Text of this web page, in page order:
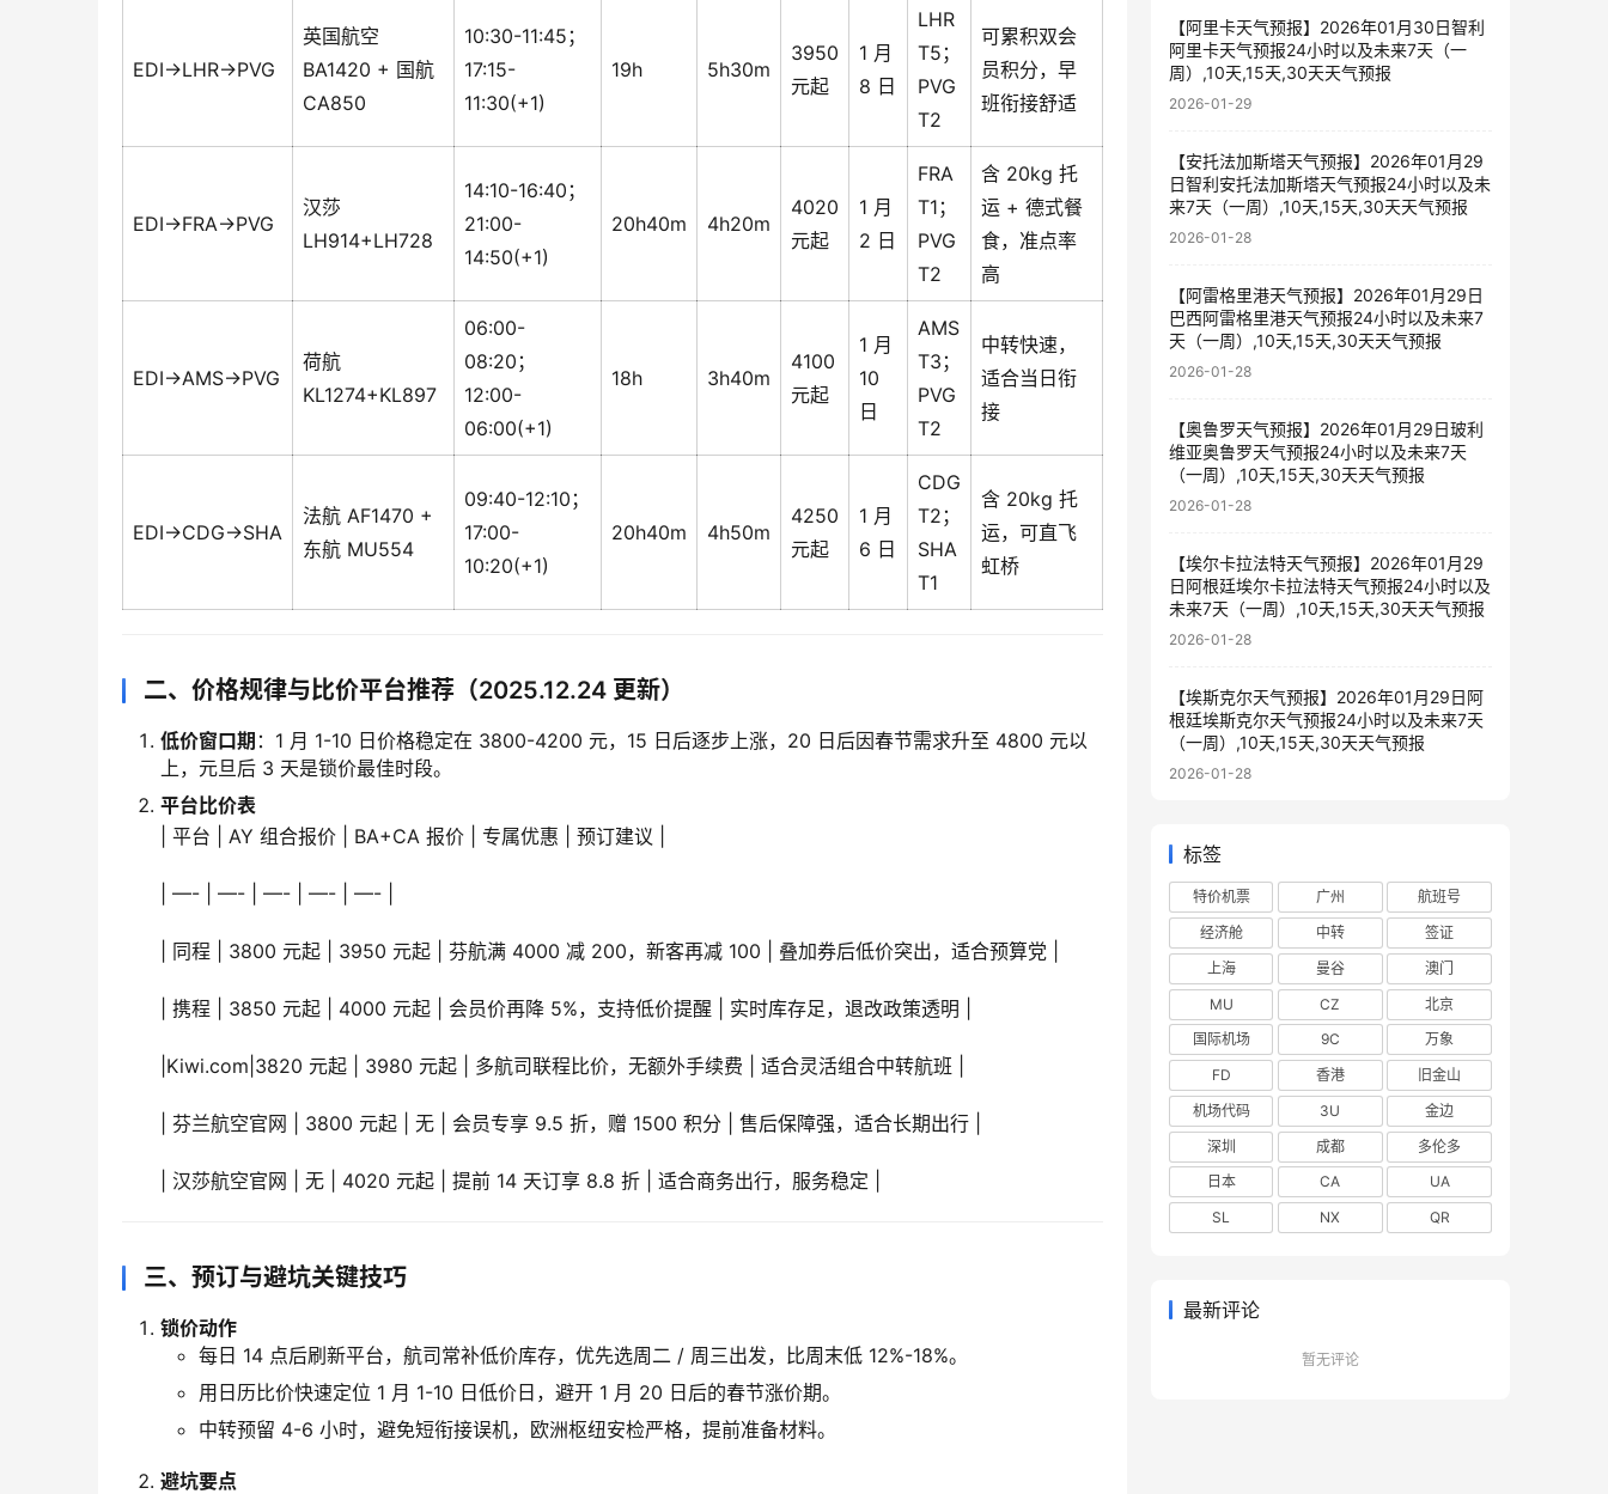
EDI→LHR→PVG
英国航空
BA1420 + 国航
CA850
10:30-11:45；
17:15-
11:30(+1)
19h 5h30m
3950
元起
1 月
8 日
LHR
T5；
PVG
T2
可累积双会
员积分，早
班衔接舒适
EDI→FRA→PVG
汉莎
LH914+LH728
14:10-16:40；
21:00-
14:50(+1)
20h40m 4h20m
4020
元起
1 月
2 日
FRA
T1；
PVG
T2
含 20kg 托
运 + 德式餐
食，准点率
高
EDI→AMS→PVG
荷航
KL1274+KL897
06:00-
08:20；
12:00-
06:00(+1)
18h 3h40m
4100
元起
1 月
10
日
AMS
T3；
PVG
T2
中转快速，
适合当日衔
接
EDI→CDG→SHA
法航 AF1470 +
东航 MU554
09:40-12:10；
17:00-
10:20(+1)
20h40m 4h50m
4250
元起
1 月
6 日
CDG
T2；
SHA
T1
含 20kg 托
运，可直飞
虹桥
二、价格规律与比价平台推荐（2025.12.24 更新）
低价窗口期 ：1 月 1-10 日价格稳定在 3800-4200 元，15 日后逐步上涨，20 日后因春节需求升至 4800 元以
上，元旦后 3 天是锁价最佳时段。
平台比价表
| 平台 | AY 组合报价 | BA+CA 报价 | 专属优惠 | 预订建议 |
| —- | —- | —- | —- | —- |
| 同程 | 3800 元起 | 3950 元起 | 芬航满 4000 减 200，新客再减 100 | 叠加券后低价突出，适合预算党 |
| 携程 | 3850 元起 | 4000 元起 | 会员价再降 5%，支持低价提醒 | 实时库存足，退改政策透明 |
|Kiwi.com|3820 元起 | 3980 元起 | 多航司联程比价，无额外手续费 | 适合灵活组合中转航班 |
| 芬兰航空官网 | 3800 元起 | 无 | 会员专享 9.5 折，赠 1500 积分 | 售后保障强，适合长期出行 |
| 汉莎航空官网 | 无 | 4020 元起 | 提前 14 天订享 8.8 折 | 适合商务出行，服务稳定 |
三、预订与避坑关键技巧
锁价动作
每日 14 点后刷新平台，航司常补低价库存，优先选周二 / 周三出发，比周末低 12%-18%。
用日历比价快速定位 1 月 1-10 日低价日，避开 1 月 20 日后的春节涨价期。
中转预留 4-6 小时，避免短衔接误机，欧洲枢纽安检严格，提前准备材料。
避坑要点
【阿里卡天气预报】2026年01月30日智利
阿里卡天气预报24小时以及未来7天（一
周）,10天,15天,30天天气预报
2026-01-29
【安托法加斯塔天气预报】2026年01月29
日智利安托法加斯塔天气预报24小时以及未
来7天（一周）,10天,15天,30天天气预报
2026-01-28
【阿雷格里港天气预报】2026年01月29日
巴西阿雷格里港天气预报24小时以及未来7
天（一周）,10天,15天,30天天气预报
2026-01-28
【奥鲁罗天气预报】2026年01月29日玻利
维亚奥鲁罗天气预报24小时以及未来7天
（一周）,10天,15天,30天天气预报
2026-01-28
【埃尔卡拉法特天气预报】2026年01月29
日阿根廷埃尔卡拉法特天气预报24小时以及
未来7天（一周）,10天,15天,30天天气预报
2026-01-28
【埃斯克尔天气预报】2026年01月29日阿
根廷埃斯克尔天气预报24小时以及未来7天
（一周）,10天,15天,30天天气预报
2026-01-28
标签
特价机票 广州
航班号
经济舱
中转
签证
上海
曼谷
澳门
MU
CZ
北京
国际机场
9C
万象
FD
香港
旧金山
机场代码
3U
金边
深圳
成都
多伦多
日本
CA
UA
SL
NX QR
最新评论
暂无评论